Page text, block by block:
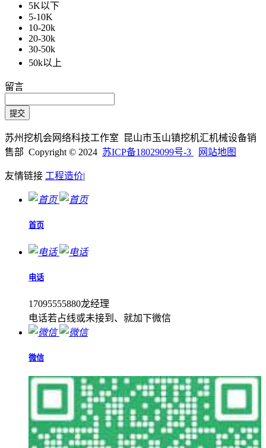
5K以下
5-10K
10-20k
20-30k
30-50k
50k以上
留言
苏州挖机会网络科技工作室 昆山市玉山镇挖机汇机械设备销
售部 Copyright © 2024 苏ICP备18029099号-3 网站地图
友情链接 工程造价|
首页
电话
17095555880龙经理
电话若占线或未接到、就加下微信
微信